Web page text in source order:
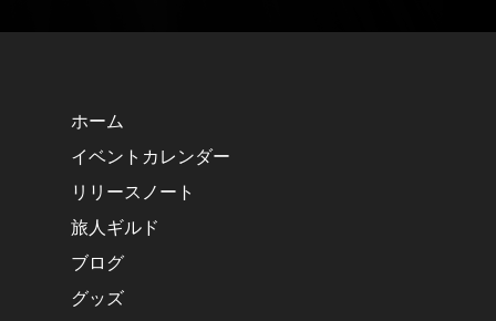
ホーム
イベントカレンダー
リリースノート
旅人ギルド
ブログ
グッズ